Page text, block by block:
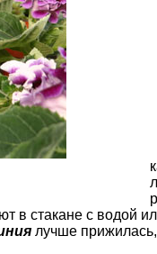
в стакане с водой
лучше